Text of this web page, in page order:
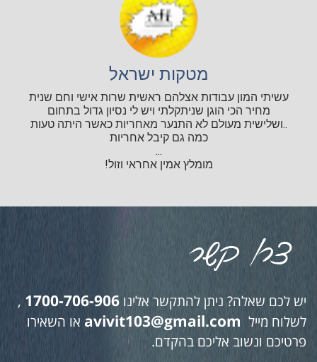
מטקות ישראל
עשיתי המון עבודות אצלהם ראשית שרות אישי וחם שנית
מחיר הכי הוגן שניתקלתי ויש לי נסיון גדול בתחום
..ושלישית מעולם לא התנער מאחריות כאשר היתה טעות
כמה גם קיבל אחריות
...
מומלץ אמין אחראי וזול!
יש לכם שאלה? ניתן להתקשר אלינו 1700-706-906
,
לשלוח מייל avivit103@gmail.com או השאירו
פרטיכם ונשוב אליכם בהקדם.